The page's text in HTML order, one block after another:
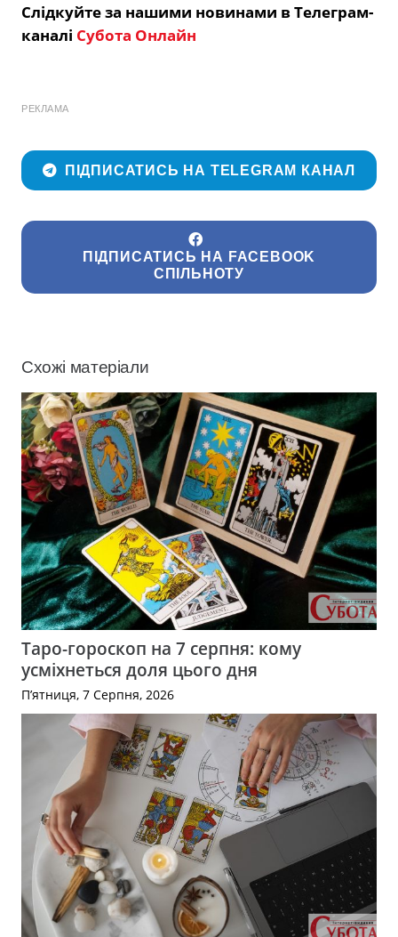
Слідкуйте за нашими новинами в Телеграм-
каналі Субота Онлайн
РЕКЛАМА
ПІДПИСАТИСЬ НА TELEGRAM КАНАЛ
ПІДПИСАТИСЬ НА FACEBOOK
СПІЛЬНОТУ
Схожі матеріали
Таро-гороскоп на 7 серпня: кому
усміхнеться доля цього дня
П’ятниця, 7 Серпня, 2026